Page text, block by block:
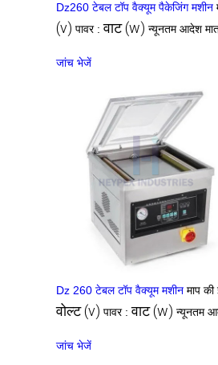
Dz260 टेबल टॉप वैक्यूम पैकेजिंग मशीन
(v) पावर :वाट (w) न्यूनतम आदेश
जांच भेजें
Dz 260 टेबल टॉप वैक्यूम मशीन माप
वोल्ट (v) पावर :वाट (w) न्यूनतम
जांच भेजें